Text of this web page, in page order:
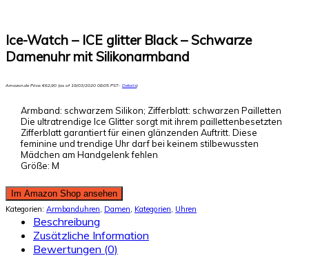
Ice-Watch – ICE glitter Black – Schwarze
Damenuhr mit Silikonarmband
Amazon.de Price:€62,90 (as of 19/03/2020 08:05 PST- Details)
Armband: schwarzem Silikon; Zifferblatt: schwarzen Pailletten
Die ultratrendige Ice Glitter sorgt mit ihrem paillettenbesetzten
Zifferblatt garantiert für einen glänzenden Auftritt. Diese
feminine und trendige Uhr darf bei keinem stilbewussten
Mädchen am Handgelenk fehlen
Größe: M
Im Amazon Shop ansehen
Kategorien: Armbanduhren, Damen, Kategorien, Uhren
Beschreibung
Zusätzliche Information
Bewertungen (0)